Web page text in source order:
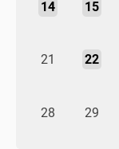
14 15
21 22
28 29